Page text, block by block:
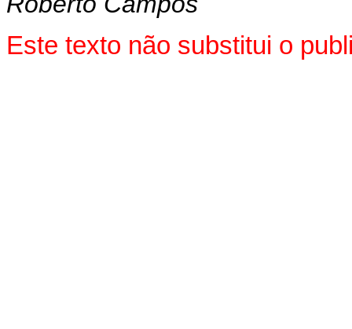
Este texto não substitui o